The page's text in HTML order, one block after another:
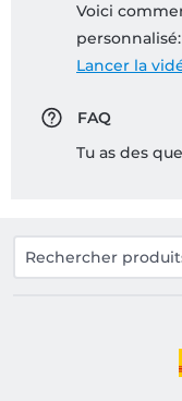
Voici
personnalisé:
Lancer la
FAQ
Tu as des